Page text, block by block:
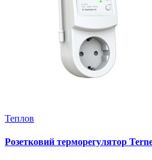
Теплов
Розетковий терморегулятор